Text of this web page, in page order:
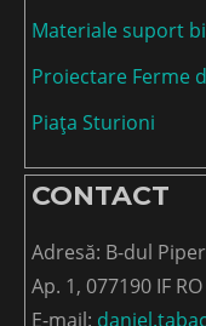
Materiale suport
Proiectare Ferme
Piața Sturioni
CONTACT
Adresă: B-dul
Ap. 1, 077190 IF RO
E-mail: